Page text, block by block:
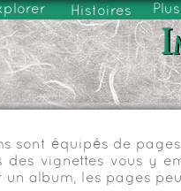
Histoires
sont équipés de
des vignettes vous y
un album, les pages